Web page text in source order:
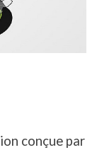
conçue par